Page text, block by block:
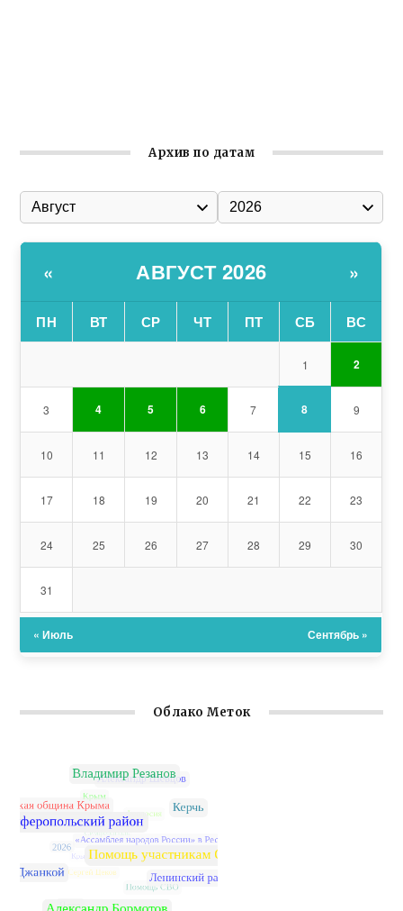
Архив по датам
« АВГУСТ 2026 »
ПН ВТ СР ЧТ ПТ СБ ВС
1 2
3 4 5 6 7 8 9
10 11 12 13 14 15 16
17 18 19 20 21 22 23
24 25 26 27 28 29 30
31
« Июль Сентябрь »
Облако Меток